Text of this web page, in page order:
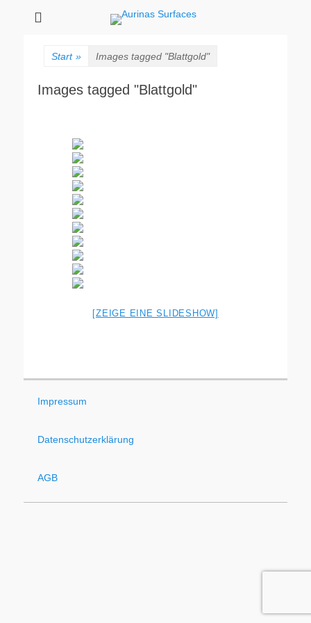
Aurinas Surfaces
Oberflächen Manufaktur
Start » Images tagged "Blattgold"
Images tagged "Blattgold"
[ZEIGE EINE SLIDESHOW]
Impressum
Datenschutzerklärung
AGB